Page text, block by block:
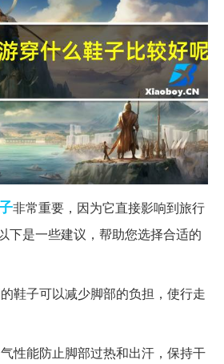
非常重要，因为它直接影响到旅行
下是一些建议，帮助您选择合适的
鞋子可以减少脚部的负担，使行走
性能防止脚部过热和出汗，保持干